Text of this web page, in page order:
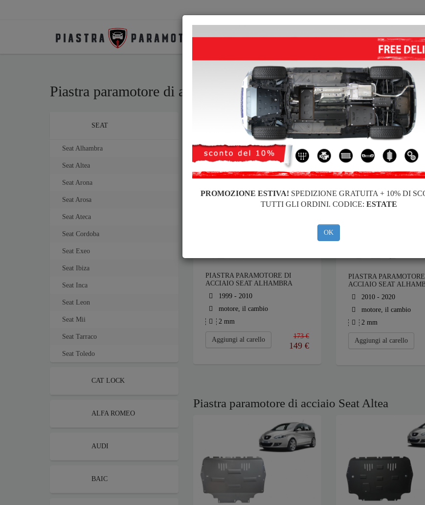
PIASTRA PARAMOTORE HOME CONSEGNARE
Piastra paramotore di acciaio Seat
SEAT
Seat Alhambra
Seat Altea
Seat Arona
Seat Arosa
Seat Ateca
Seat Cordoba
Seat Exeo
Seat Ibiza
Seat Inca
Seat Leon
Seat Mii
Seat Tarraco
Seat Toledo
CAT LOCK
ALFA ROMEO
AUDI
BAIC
Piastra paramotore di acciaio per il motore e il cambio, dedicati ai veicoli
tutti gli accessori di montaggio necessari. Non influisce sulla garanzia del
Piastra paramotore di acciaio Seat Alhambra
PIASTRA PARAMOTORE DI
ACCIAIO SEAT ALHAMBRA
1999 - 2010
motore, il cambio
2 mm
Aggiungi al carello 173 €
149€
PIASTRA
ACCIAIO SEAT
2010 - 2020
motore, il cambio
2 mm
Aggiungi al carello
Piastra paramotore di acciaio Seat Altea
PROMOZIONE ESTIVA! SPEDIZIONE GRATUITA + 10% DI
TUTTI GLI ORDINI. CODICE: ESTATE
OK